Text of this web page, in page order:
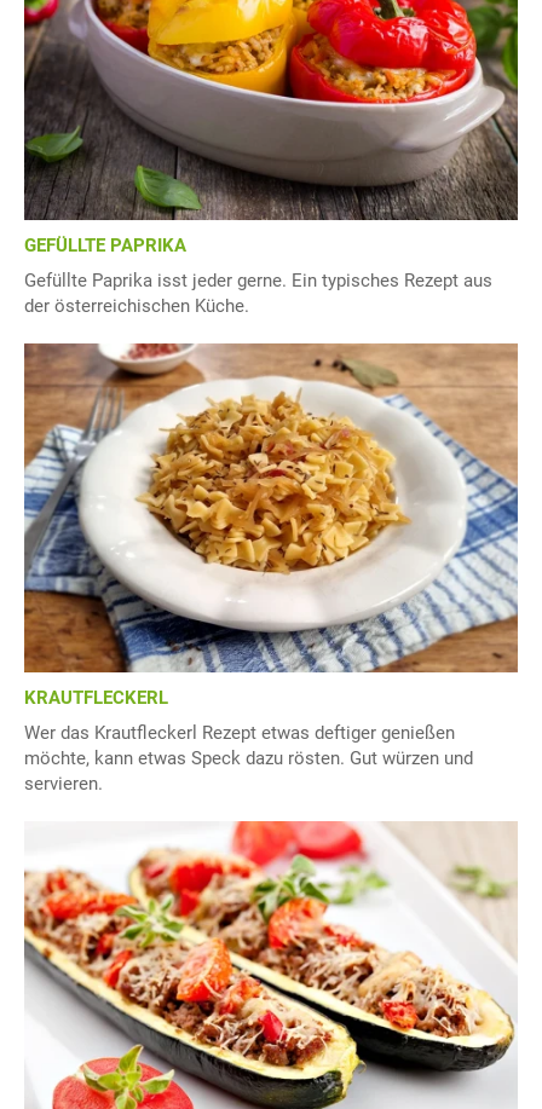
GEFÜLLTE PAPRIKA
Gefüllte Paprika isst jeder gerne. Ein typisches Rezept aus
der österreichischen Küche.
KRAUTFLECKERL
Wer das Krautfleckerl Rezept etwas deftiger genießen
möchte, kann etwas Speck dazu rösten. Gut würzen und
servieren.